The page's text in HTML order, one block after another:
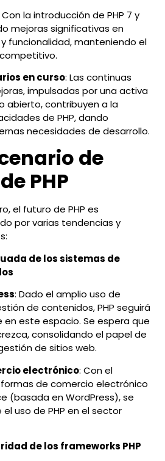
Con la introducción de PHP 7 y
mejoras significativas en
funcionalidad, manteniendo el
en curso: Las continuas
impulsadas por una activa
abierto, contribuyen a la
de PHP, dando
necesidades de desarrollo.
de
PHP
el futuro de PHP es
por varias tendencias y
de los sistemas de
: Dado el amplio uso de
de contenidos, PHP seguirá
en este espacio. Se espera que
consolidando el papel de
de sitios web.
electrónico: Con el
de comercio electrónico
(basada en WordPress), se
uso de PHP en el sector
de los frameworks PHP